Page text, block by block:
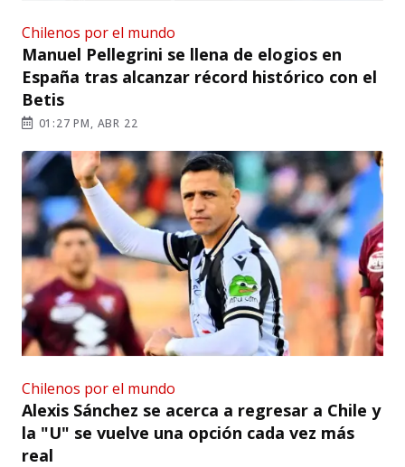
Chilenos por el mundo
Manuel Pellegrini se llena de elogios en
España tras alcanzar récord histórico con el
Betis
01:27 PM, ABR 22
Chilenos por el mundo
Alexis Sánchez se acerca a regresar a Chile y
la "U" se vuelve una opción cada vez más
real